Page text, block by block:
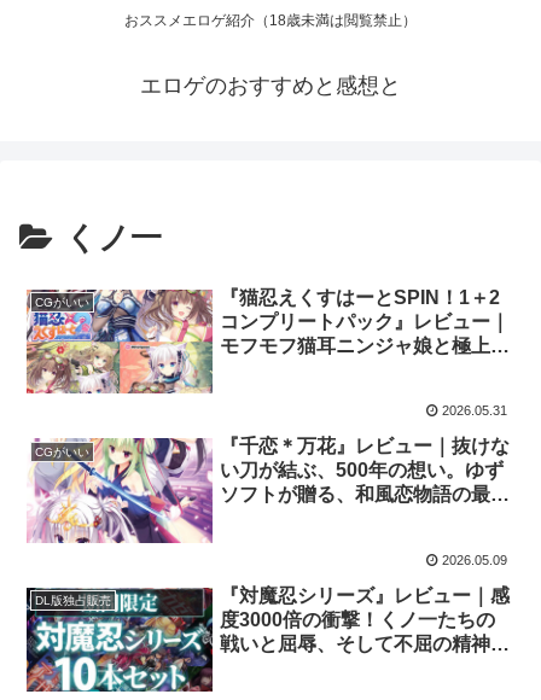
おススメエロゲ紹介（18歳未満は閲覧禁止）
エロゲのおすすめと感想と
くノ一
CGがいい
『猫忍えくすはーとSPIN！1＋2
コンプリートパック』レビュー｜
モフモフ猫耳ニンジャ娘と極上甘
2026.05.31
CGがいい
『千恋＊万花』レビュー｜抜けな
い刀が結ぶ、500年の想い。ゆず
ソフトが贈る、和風恋物語の最高
2026.05.09
DL版独占販売
『対魔忍シリーズ』レビュー｜感
度3000倍の衝撃！くノ一たちの
戦いと屈辱、そして不屈の精神を